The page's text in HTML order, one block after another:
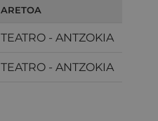
ARETOA
TEATRO - ANTZOKIA
TEATRO - ANTZOKIA